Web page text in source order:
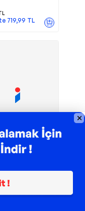
719,99 TL
ile 200 TL İndirim
İNDİGO